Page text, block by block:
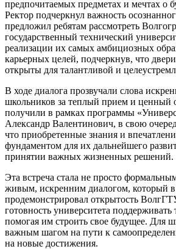
предпочитаемых предметах и мечтах о
Ректор подчеркнул важность
предложил ребятам рассмотреть
государственный технический
реализации их самых амбициозных
карьерных целей, подчеркнув, что двери
открыты для талантливой и
В ходе диалога прозвучали слова
школьников за теплый прием и ценный
получили в рамках программы
Александр Валентинович, в свою
что приобретенные знания и
фундаментом для их дальнейшего
принятии важных жизненных решений.
Эта встреча стала не просто
живым, искренним диалогом, который в
продемонстрировал открытость
готовность университета поддерживать
помогая им строить свое будущее. Для
важным шагом на пути к
на новые достижения.